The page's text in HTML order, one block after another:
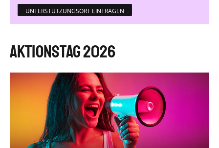
UNTERSTÜTZUNGSORT EINTRAGEN
Aktionstag 2026